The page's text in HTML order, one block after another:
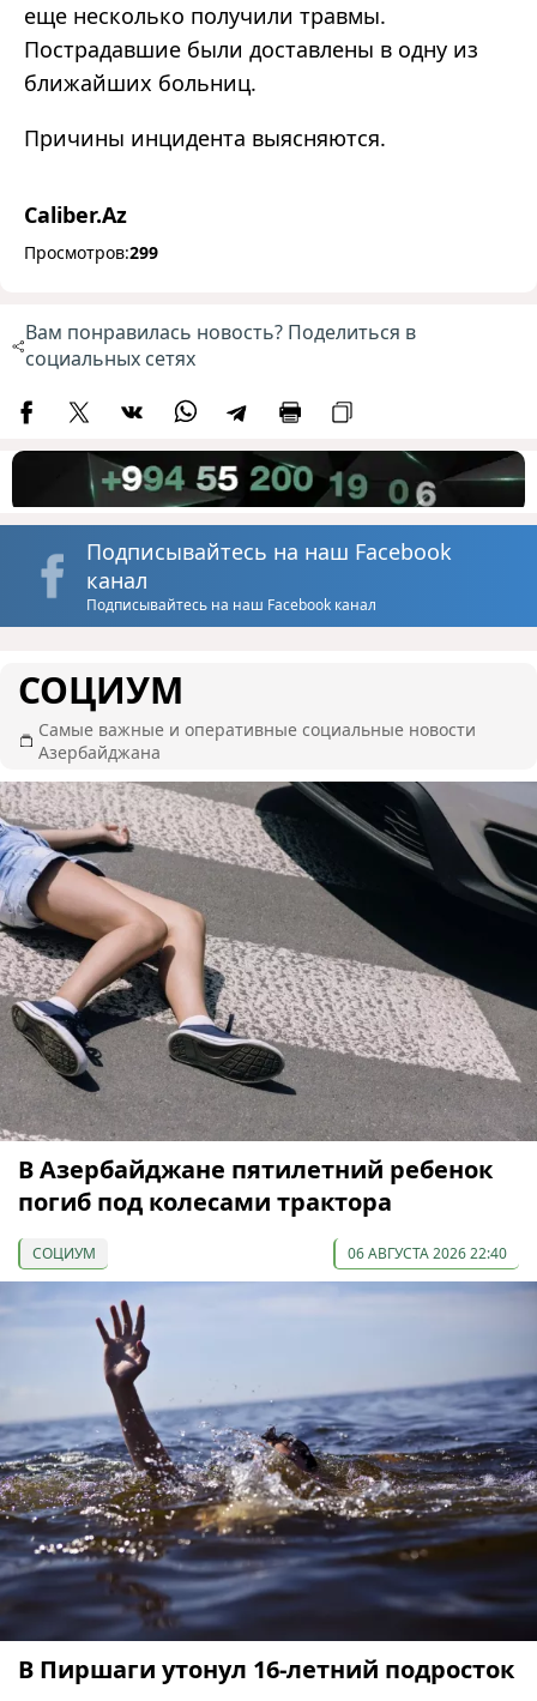
еще несколько получили травмы.
Пострадавшие были доставлены в одну из
ближайших больниц.
Причины инцидента выясняются.
Caliber.Az
Просмотров:299
Вам понравилась новость? Поделиться в
социальных сетях
Подписывайтесь на наш Facebook
канал
Подписывайтесь на наш Facebook канал
СОЦИУМ
Самые важные и оперативные социальные новости
Азербайджана
В Азербайджане пятилетний ребенок
погиб под колесами трактора
СОЦИУМ 06 АВГУСТА 2026 22:40
В Пиршаги утонул 16-летний подросток